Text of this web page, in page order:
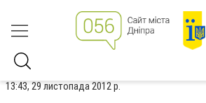
13:43, 29 листопада 2012 р.